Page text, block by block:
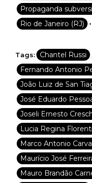
Propaganda
Rio de Janeiro (RJ) •
Tags: Chantel Russi
Fernando Antonio
João Luiz de San
José Eduardo
Joseli Ernesto
Lucia Regina
Marco Antonio
Maurício José
Mauro Brandão